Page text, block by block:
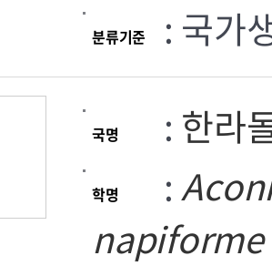
분류기준 : 국가
국명 : 한라
학명 :
napiforme